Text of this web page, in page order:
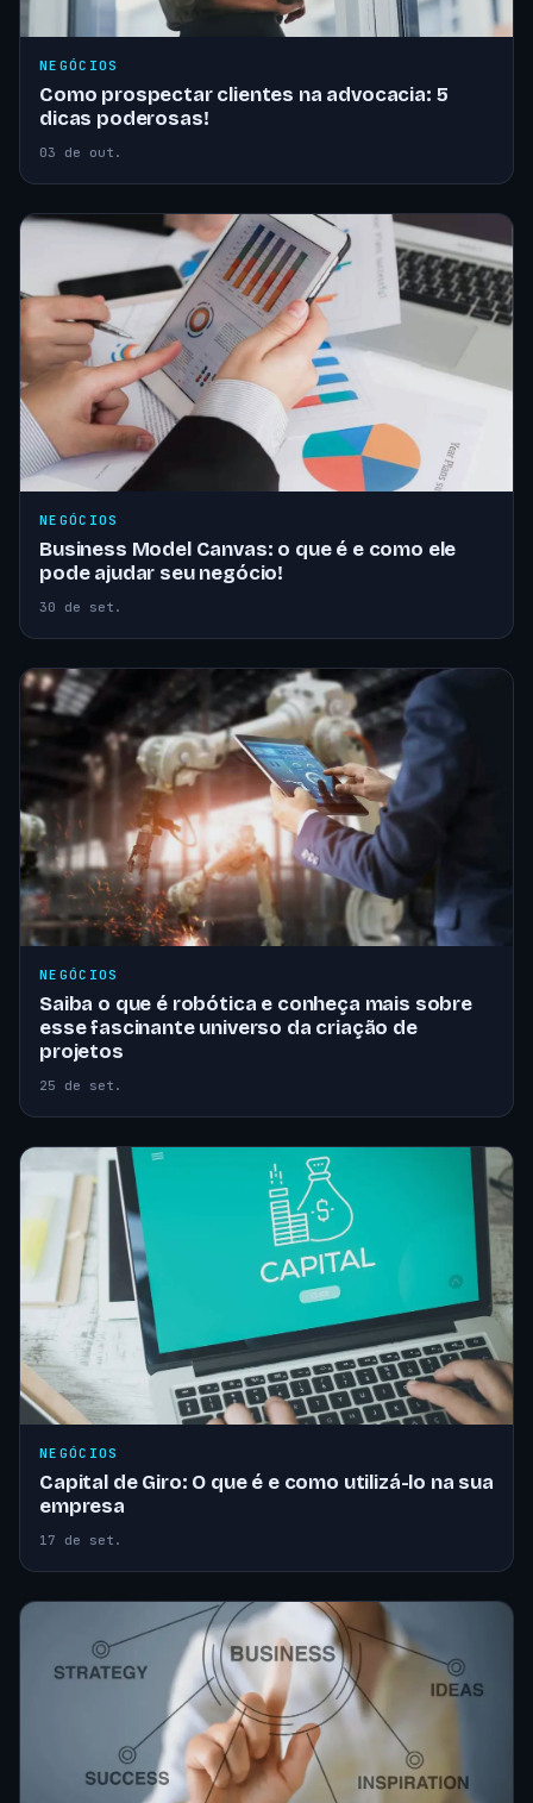
NEGÓCIOS
Como prospectar clientes na advocacia: 5
dicas poderosas!
03 de out.
NEGÓCIOS
Business Model Canvas: o que é e como ele
pode ajudar seu negócio!
30 de set.
NEGÓCIOS
Saiba o que é robótica e conheça mais sobre
esse fascinante universo da criação de
projetos
25 de set.
NEGÓCIOS
Capital de Giro: O que é e como utilizá-lo na sua
empresa
17 de set.